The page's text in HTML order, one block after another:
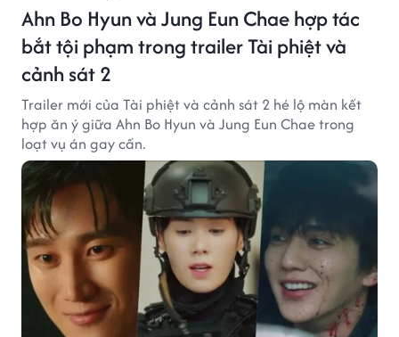
Ahn Bo Hyun và Jung Eun Chae hợp tác
bắt tội phạm trong trailer Tài phiệt và
cảnh sát 2
Trailer mới của Tài phiệt và cảnh sát 2 hé lộ màn kết
hợp ăn ý giữa Ahn Bo Hyun và Jung Eun Chae trong
loạt vụ án gay cấn.